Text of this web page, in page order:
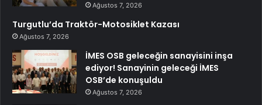
Ağustos 7, 2026
Turgutlu’da Traktör-Motosiklet Kazası
Ağustos 7, 2026
İMES OSB geleceğin sanayisini inşa
ediyor! Sanayinin geleceği İMES
OSB’de konuşuldu
Ağustos 7, 2026